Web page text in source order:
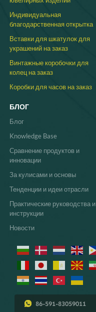
Индивидуальная
благодарственная открытка
Вставки для шкатулок для
украшений на заказ
Винтажные коробочки для
колец на заказ
Коробки для часов на заказ
БЛОГ
Блог
Knowledge Base
Сравнение продуктов и
инновации
За кулисами и основы
Тенденции и идеи отрасли
Практические руководства и
инструкции
Новости
86-591-83059011